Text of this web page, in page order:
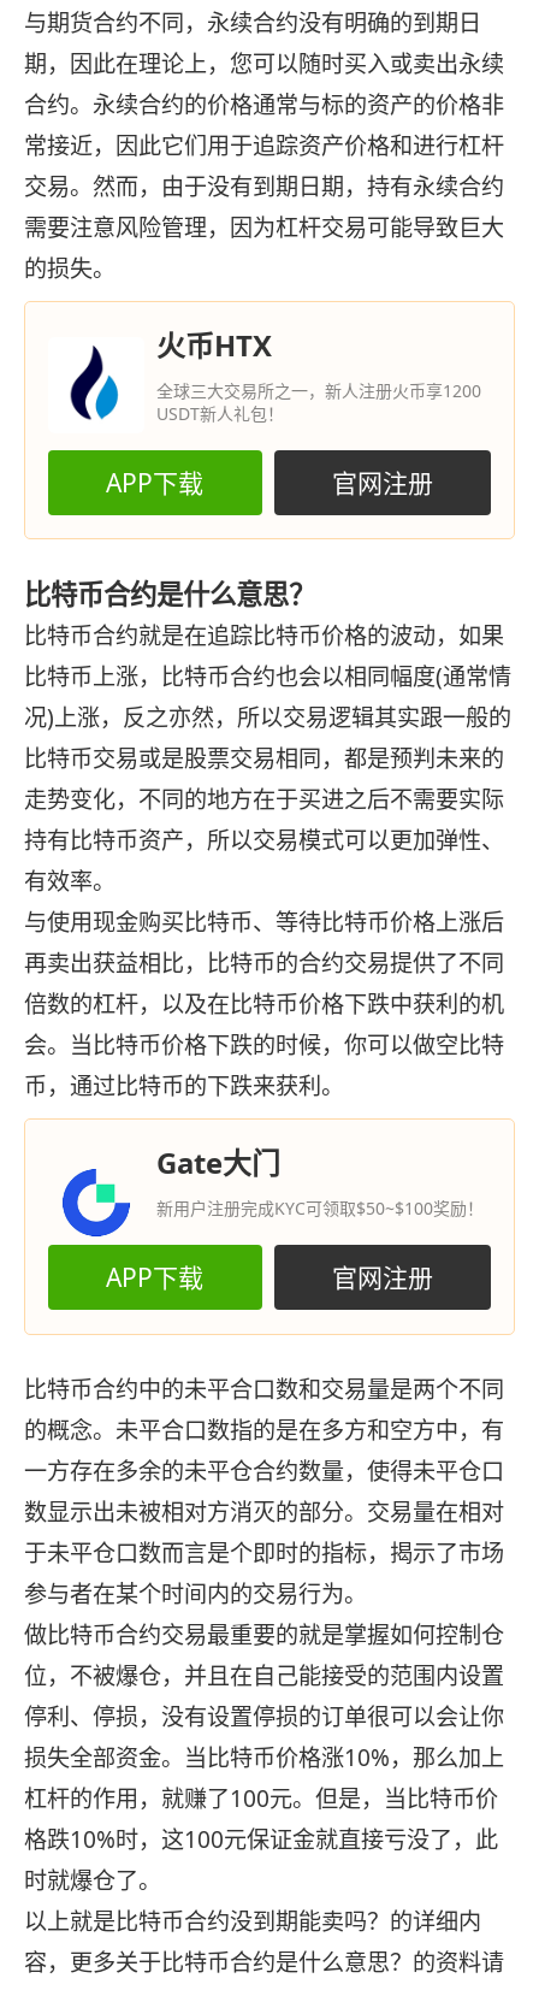
与期货合约不同，永续合约没有明确的到期日
期，因此在理论上，您可以随时买入或卖出永续
合约。永续合约的价格通常与标的资产的价格非
常接近，因此它们用于追踪资产价格和进行杠杆
交易。然而，由于没有到期日期，持有永续合约
需要注意风险管理，因为杠杆交易可能导致巨大
的损失。
火币HTX
全球三大交易所之一，新人注册火币享1200
USDT新人礼包！
APP下载 官网注册
比特币合约是什么意思？
比特币合约就是在追踪比特币价格的波动，如果
比特币上涨，比特币合约也会以相同幅度(通常情
况)上涨，反之亦然，所以交易逻辑其实跟一般的
比特币交易或是股票交易相同，都是预判未来的
走势变化，不同的地方在于买进之后不需要实际
持有比特币资产，所以交易模式可以更加弹性、
有效率。
与使用现金购买比特币、等待比特币价格上涨后
再卖出获益相比，比特币的合约交易提供了不同
倍数的杠杆，以及在比特币价格下跌中获利的机
会。当比特币价格下跌的时候，你可以做空比特
币，通过比特币的下跌来获利。
Gate大门
新用户注册完成KYC可领取$50~$100奖励！
APP下载 官网注册
比特币合约中的未平合口数和交易量是两个不同
的概念。未平合口数指的是在多方和空方中，有
一方存在多余的未平仓合约数量，使得未平仓口
数显示出未被相对方消灭的部分。交易量在相对
于未平仓口数而言是个即时的指标，揭示了市场
参与者在某个时间内的交易行为。
做比特币合约交易最重要的就是掌握如何控制仓
位，不被爆仓，并且在自己能接受的范围内设置
停利、停损，没有设置停损的订单很可以会让你
损失全部资金。当比特币价格涨10%，那么加上
杠杆的作用，就赚了100元。但是，当比特币价
格跌10%时，这100元保证金就直接亏没了，此
时就爆仓了。
以上就是比特币合约没到期能卖吗？的详细内
容，更多关于比特币合约是什么意思？的资料请